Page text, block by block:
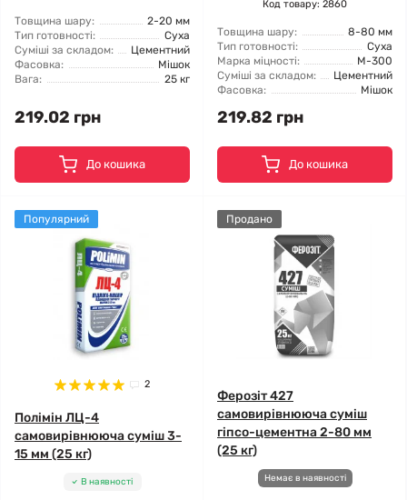
Товщина шару:
2-20 мм
Тип готовності:
Суха
Суміші за складом:
Цементний
Фасовка:
Мішок
Вага:
25 кг
219.02 грн
До кошика
Код товару: 2860
Товщина шару:
8-80 мм
Тип готовності:
Суха
Марка міцності:
М-300
Суміші за складом:
Цементний
Фасовка:
Мішок
219.82 грн
До кошика
Популярний
2
Полімін ЛЦ-4
самовирівнююча суміш 3-
15 мм (25 кг)
В наявності
Продано
Ферозіт 427
самовирівнююча суміш
гіпсо-цементна 2-80 мм
(25 кг)
Немає в наявності